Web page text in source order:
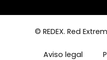
© REDEX. Red
Aviso legal